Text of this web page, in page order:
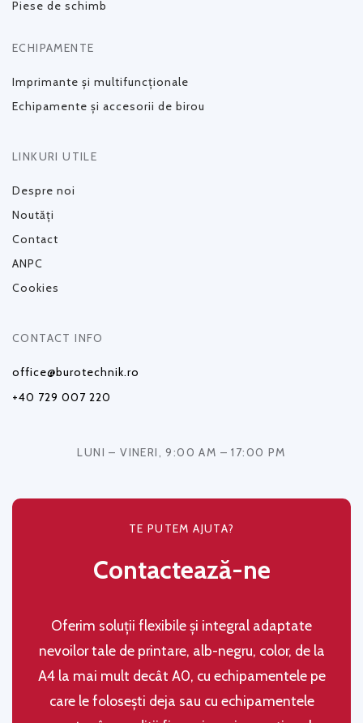
Piese de schimb
ECHIPAMENTE
Imprimante și multifuncționale
Echipamente și accesorii de birou
LINKURI UTILE
Despre noi
Noutăți
Contact
ANPC
Cookies
CONTACT INFO
office@burotechnik.ro
+40 729 007 220
LUNI – VINERI, 9:00 AM – 17:00 PM
TE PUTEM AJUTA?
Contactează-ne
Oferim soluţii flexibile şi integral adaptate
nevoilor tale de printare, alb-negru, color, de la
A4 la mai mult decât A0, cu echipamentele pe
care le folosești deja sau cu echipamentele